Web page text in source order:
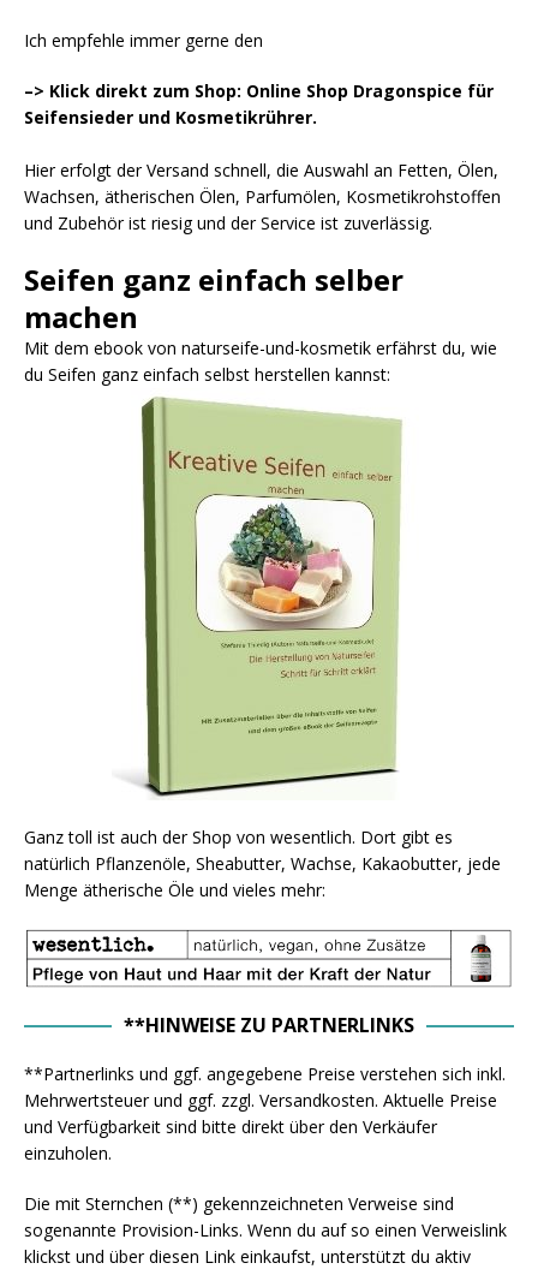
Ich empfehle immer gerne den
–> Klick direkt zum Shop: Online Shop Dragonspice für
Seifensieder und Kosmetikrührer.
Hier erfolgt der Versand schnell, die Auswahl an Fetten, Ölen,
Wachsen, ätherischen Ölen, Parfumölen, Kosmetikrohstoffen
und Zubehör ist riesig und der Service ist zuverlässig.
Seifen ganz einfach selber
machen
Mit dem ebook von naturseife-und-kosmetik erfährst du, wie
du Seifen ganz einfach selbst herstellen kannst:
Ganz toll ist auch der Shop von wesentlich. Dort gibt es
natürlich Pflanzenöle, Sheabutter, Wachse, Kakaobutter, jede
Menge ätherische Öle und vieles mehr:
**HINWEISE ZU PARTNERLINKS
**Partnerlinks und ggf. angegebene Preise verstehen sich inkl.
Mehrwertsteuer und ggf. zzgl. Versandkosten. Aktuelle Preise
und Verfügbarkeit sind bitte direkt über den Verkäufer
einzuholen.
Die mit Sternchen (**) gekennzeichneten Verweise sind
sogenannte Provision-Links. Wenn du auf so einen Verweislink
klickst und über diesen Link einkaufst, unterstützt du aktiv